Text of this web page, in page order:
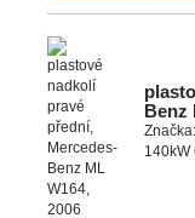
Benz
140kW